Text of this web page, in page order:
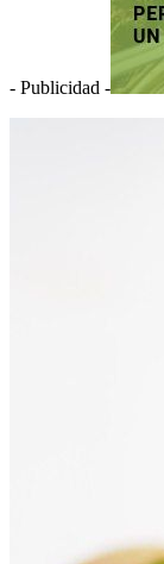
- Publicidad -